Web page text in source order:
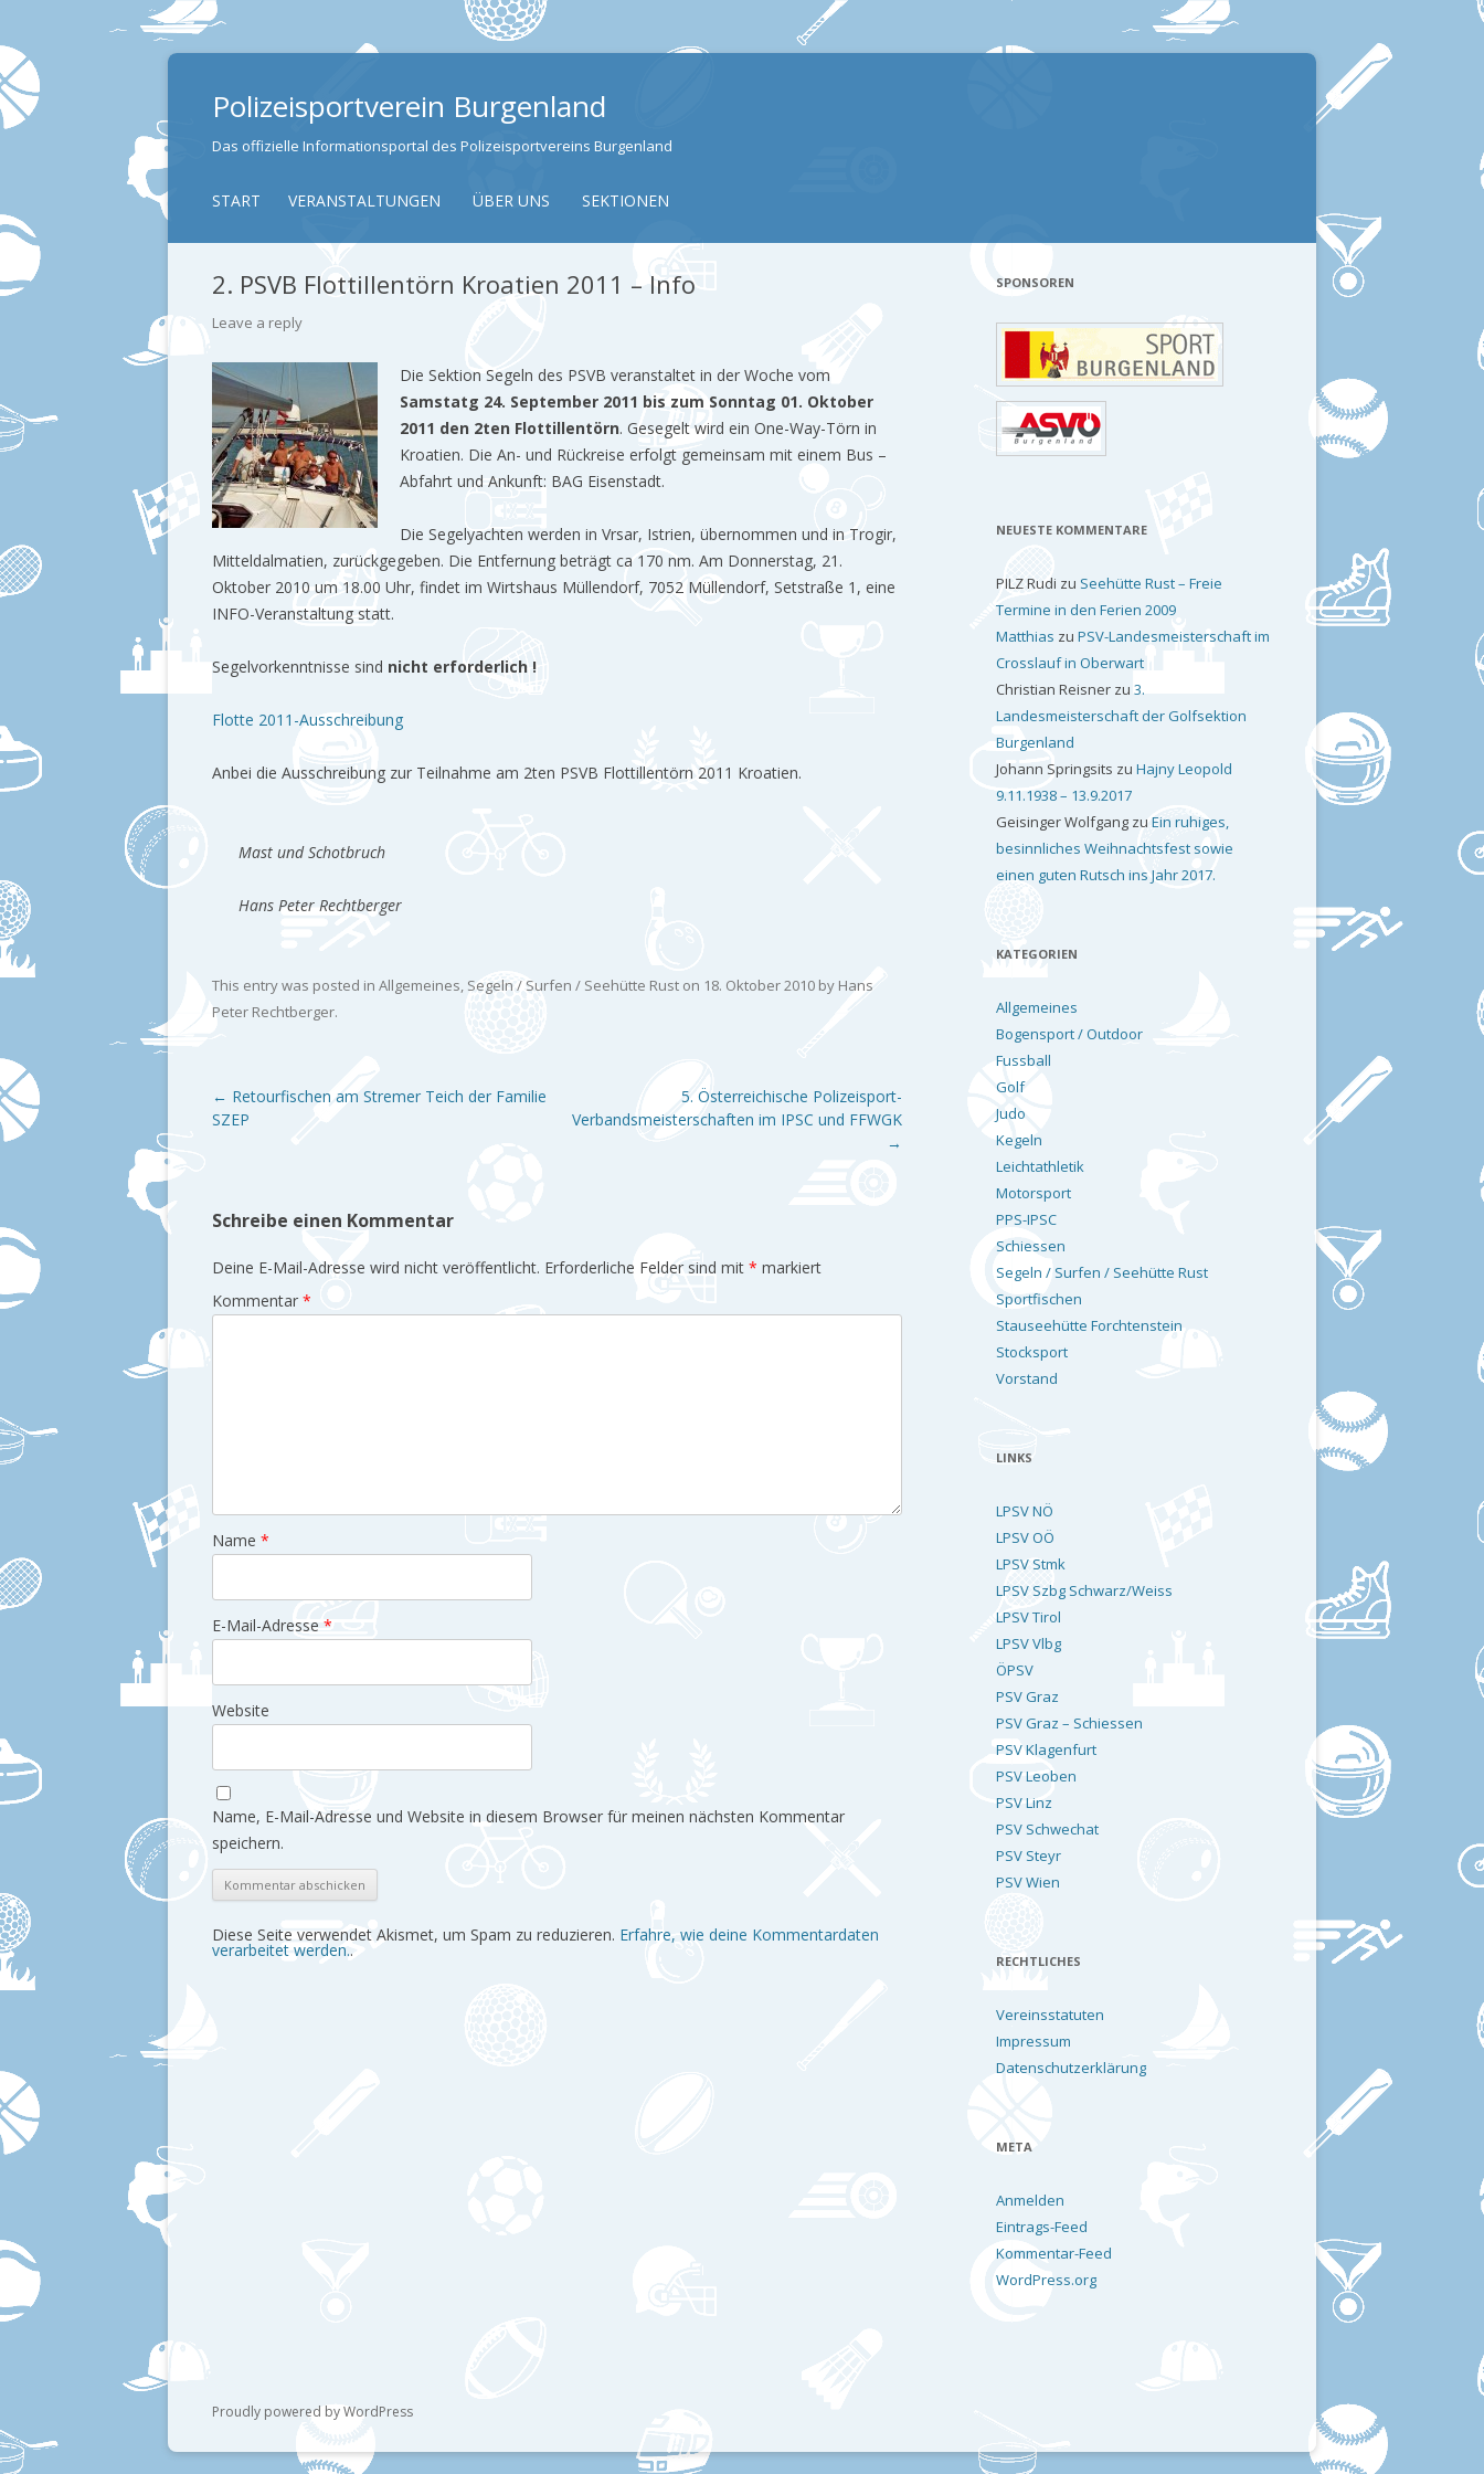
Polizeisportverein Burgenland
Das offizielle Informationsportal des Polizeisportvereins Burgenland
START VERANSTALTUNGEN ÜBER UNS SEKTIONEN
2. PSVB Flottillentörn Kroatien 2011 – Info
Leave a reply
Die Sektion Segeln des PSVB veranstaltet in der Woche vom
Samstatg 24. September 2011 bis zum Sonntag 01. Oktober
2011 den 2ten Flottillentörn. Gesegelt wird ein One-Way-Törn in
Kroatien. Die An- und Rückreise erfolgt gemeinsam mit einem Bus –
Abfahrt und Ankunft: BAG Eisenstadt.
Die Segelyachten werden in Vrsar, Istrien, übernommen und in Trogir,
Mitteldalmatien, zurückgegeben. Die Entfernung beträgt ca 170 nm. Am Donnerstag, 21.
Oktober 2010 um 18.00 Uhr, findet im Wirtshaus Müllendorf, 7052 Müllendorf, Setstraße 1, eine
INFO-Veranstaltung statt.
Segelvorkenntnisse sind nicht erforderlich !
Flotte 2011-Ausschreibung
Anbei die Ausschreibung zur Teilnahme am 2ten PSVB Flottillentörn 2011 Kroatien.
Mast und Schotbruch
Hans Peter Rechtberger
This entry was posted in Allgemeines, Segeln / Surfen / Seehütte Rust on 18. Oktober 2010 by Hans
Peter Rechtberger.
Post navigation
← Retourfischen am Stremer Teich der Familie
SZEP
5. Österreichische Polizeisport-
Verbandsmeisterschaften im IPSC und FFWGK
→
Schreibe einen Kommentar
Deine E-Mail-Adresse wird nicht veröffentlicht. Erforderliche Felder sind mit * markiert
Kommentar *
Name *
E-Mail-Adresse *
Website
Name, E-Mail-Adresse und Website in diesem Browser für meinen nächsten Kommentar
speichern.
Diese Seite verwendet Akismet, um Spam zu reduzieren. Erfahre, wie deine Kommentardaten
verarbeitet werden..
SPONSOREN
NEUESTE KOMMENTARE
PILZ Rudi zu Seehütte Rust – Freie
Termine in den Ferien 2009
Matthias zu PSV-Landesmeisterschaft im
Crosslauf in Oberwart
Christian Reisner zu 3.
Landesmeisterschaft der Golfsektion
Burgenland
Johann Springsits zu Hajny Leopold
9.11.1938 – 13.9.2017
Geisinger Wolfgang zu Ein ruhiges,
besinnliches Weihnachtsfest sowie
einen guten Rutsch ins Jahr 2017.
KATEGORIEN
Allgemeines
Bogensport / Outdoor
Fussball
Golf
Judo
Kegeln
Leichtathletik
Motorsport
PPS-IPSC
Schiessen
Segeln / Surfen / Seehütte Rust
Sportfischen
Stauseehütte Forchtenstein
Stocksport
Vorstand
LINKS
LPSV NÖ
LPSV OÖ
LPSV Stmk
LPSV Szbg Schwarz/Weiss
LPSV Tirol
LPSV Vlbg
ÖPSV
PSV Graz
PSV Graz – Schiessen
PSV Klagenfurt
PSV Leoben
PSV Linz
PSV Schwechat
PSV Steyr
PSV Wien
RECHTLICHES
Vereinsstatuten
Impressum
Datenschutzerklärung
META
Anmelden
Eintrags-Feed
Kommentar-Feed
WordPress.org
Proudly powered by WordPress